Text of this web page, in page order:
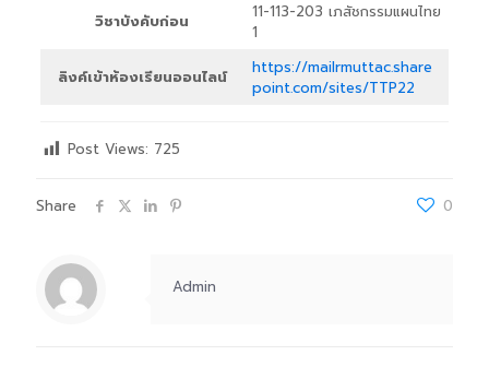
วิชาบังคับก่อน
11-113-203 เภสัชกรรมแผนไทย
1
ลิงค์เข้าห้องเรียนออนไลน์
https://mailrmuttac.share
point.com/sites/TTP22
Post Views: 725
Share 0
Admin